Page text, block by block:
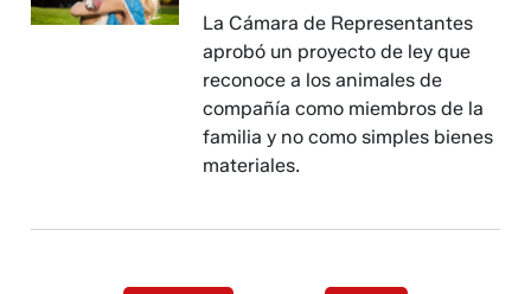
La Cámara de Representantes
aprobó un proyecto de ley que
reconoce a los animales de
compañía como miembros de la
familia y no como simples bienes
materiales.